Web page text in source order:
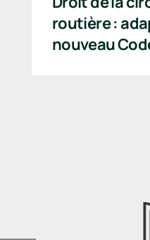
routière :
nouveau